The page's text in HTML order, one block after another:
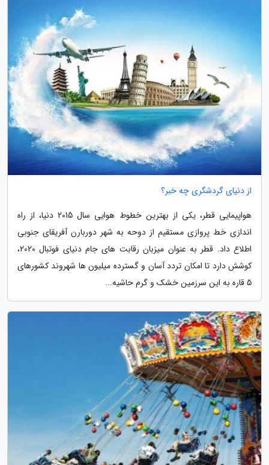
از دنیای گردشگری چه خبر؟
هواپیمایی قطر، یکی از بهترین خطوط هوایی سال 2015 دنیا، از راه
اندازی خط پروازی مستقیم از دوحه به شهر دوربارن آفریقای جنوبی
اطلاع داد. قطر به عنوان میزبان رقابت های جام دنیای فوتبال 2020،
کوشش دارد تا امکان تردد آسان و گسترده میلیون ها شهروند کشورهای
5 قاره به این سرزمین خشک و گرم حاشیه...